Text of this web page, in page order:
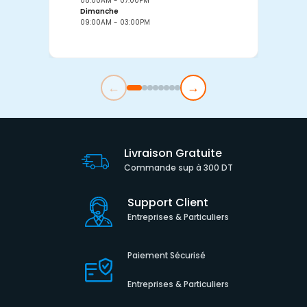
Dimanche
09:00AM - 03:00PM
← →
Livraison Gratuite
Commande sup à 300 DT
Support Client
Entreprises & Particuliers
Paiement Sécurisé
Entreprises & Particuliers